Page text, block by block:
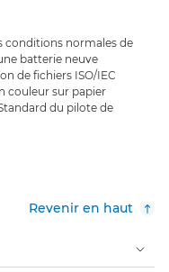
conditions normales de
batterie neuve
de fichiers ISO/IEC
couleur sur papier
du pilote de
Revenir en haut